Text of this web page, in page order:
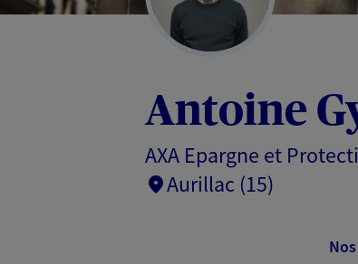
Antoine
AXA Epargne et
Aurillac (15)